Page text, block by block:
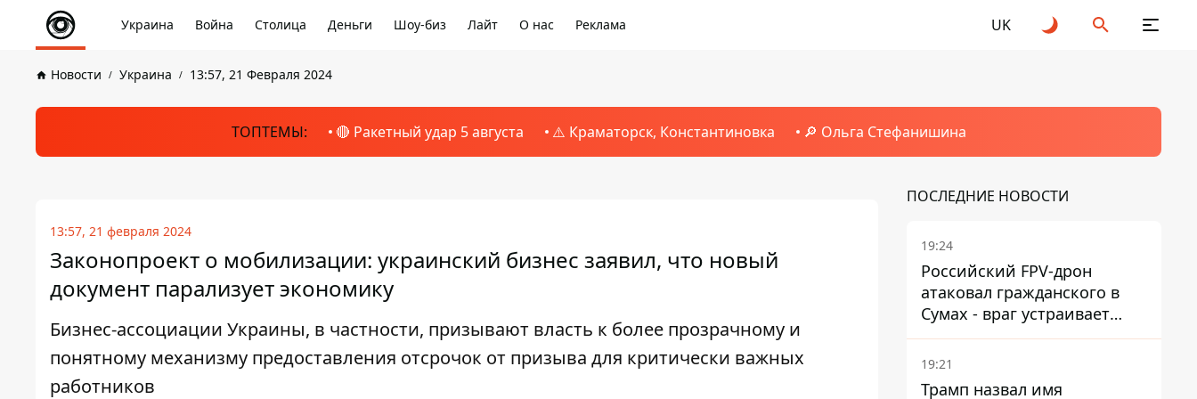
Украина Война Столица Деньги Шоу-биз Лайт О нас Реклама UK
Новости Украина 13:57, 21 Февраля 2024
ТОПТЕМЫ: 🔴 Ракетный удар 5 августа ⚠️ Краматорск, Константиновка 🔎 Ольга Стефанишина
13:57, 21 февраля 2024
Законопроект о мобилизации: украинский бизнес заявил, что новый
документ парализует экономику
Бизнес-ассоциации Украины, в частности, призывают власть к более прозрачному и
понятному механизму предоставления отсрочок от призыва для критически важных
работников
ПОСЛЕДНИЕ НОВОСТИ
19:24
Российский FPV-дрон
атаковал гражданского в
Сумах - враг устраивает
охоту на людей в городах
19:21
Трамп назвал имя